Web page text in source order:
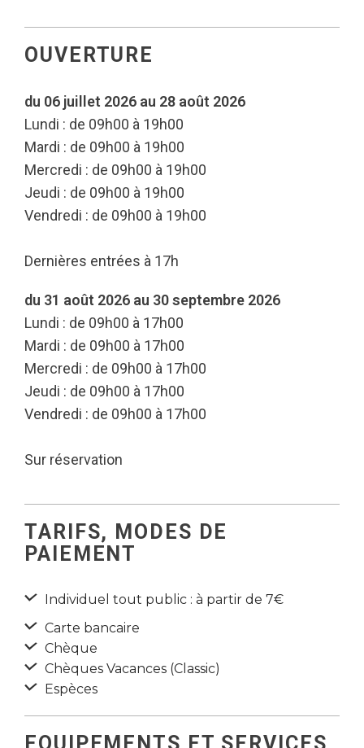
OUVERTURE
du 06 juillet 2026 au 28 août 2026
Lundi : de 09h00 à 19h00
Mardi : de 09h00 à 19h00
Mercredi : de 09h00 à 19h00
Jeudi : de 09h00 à 19h00
Vendredi : de 09h00 à 19h00
Dernières entrées à 17h
du 31 août 2026 au 30 septembre 2026
Lundi : de 09h00 à 17h00
Mardi : de 09h00 à 17h00
Mercredi : de 09h00 à 17h00
Jeudi : de 09h00 à 17h00
Vendredi : de 09h00 à 17h00
Sur réservation
TARIFS, MODES DE
PAIEMENT
Individuel tout public : à partir de 7€
Carte bancaire
Chèque
Chèques Vacances (Classic)
Espèces